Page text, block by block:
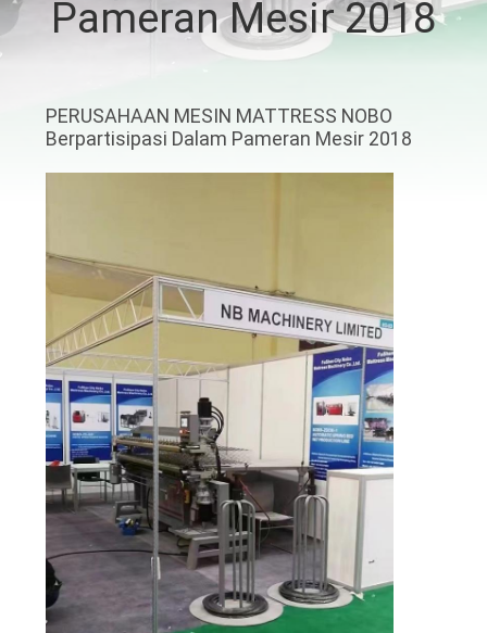
KUALITAS
KAMI
SEMUA
KASUS
SITEMAP
KEBIJAKAN
PRIBADI
Pameran Mesir 2018
PERUSAHAAN MESIN MATTRESS NOBO
Berpartisipasi Dalam Pameran Mesir 2018